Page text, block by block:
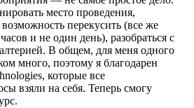
место проведения,
перекусить (все же
и не один день), разобраться с
В общем, для меня одного
много, поэтому я благодарен
которые все
взяли на себя. Теперь смогу